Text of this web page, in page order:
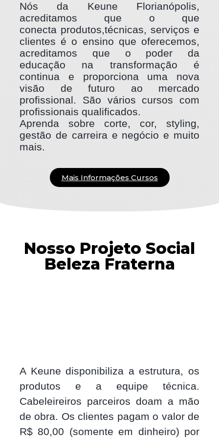
Nós da Keune Florianópolis,
acreditamos que o que
conecta produtos,técnicas, serviços e
clientes é o ensino que oferecemos,
acreditamos que o poder da
educação na transformação é
continua e proporciona uma nova
visão de futuro ao mercado
profissional. São vários cursos com
profissionais qualificados.
Aprenda sobre corte, cor, styling,
gestão de carreira e negócio e muito
mais.
Mais Informações Cursos
Nosso Projeto Social
Beleza Fraterna
A Keune disponibiliza a estrutura, os
produtos e a equipe técnica.
Cabeleireiros parceiros doam a mão
de obra. Os clientes pagam o valor de
R$ 80,00 (somente em dinheiro) por